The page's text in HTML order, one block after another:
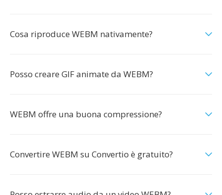
Cosa riproduce WEBM nativamente?
Posso creare GIF animate da WEBM?
WEBM offre una buona compressione?
Convertire WEBM su Convertio è gratuito?